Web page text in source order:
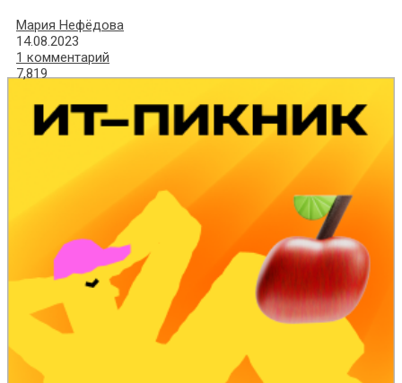
Мария Нефёдова
14.08.2023
1 комментарий
7,819